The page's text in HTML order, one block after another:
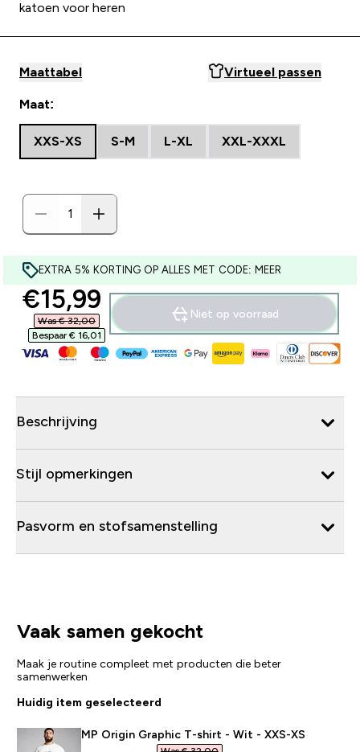
katoen voor heren
Maattabel Virtueel passen
Maat:
XXS-XS S-M L-XL XXL-XXXL
EXTRA 5% KORTING OP ALLES MET CODE: MEER
discounted price
€15,99‎
Was € 32,00‎
Bespaar € 16,01‎
Niet op voorraad
Beschrijving
Stijl opmerkingen
Pasvorm en stofsamenstelling
Vaak samen gekocht
Maak je routine compleet met producten die beter
samenwerken
Huidig item geselecteerd
MP Origin Graphic T-shirt - Wit - XXS-XS